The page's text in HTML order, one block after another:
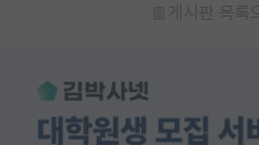
게시판 목록